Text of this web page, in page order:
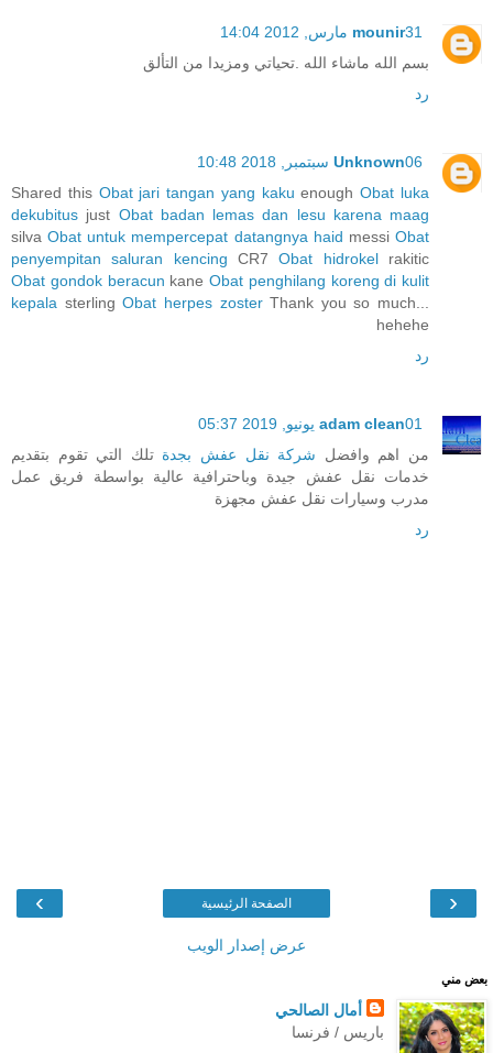
mounir31 مارس, 2012 14:04
بسم الله ماشاء الله .تحياتي ومزيدا من التألق
رد
Unknown06 سبتمبر, 2018 10:48
Shared this Obat jari tangan yang kaku enoughObat luka
dekubitus just Obat badan lemas dan lesu karena maag
silvaObat untuk mempercepat datangnya haid messiObat
penyempitan saluran kencing CR7Obat hidrokelrakitic
Obat gondok beracun kane Obat penghilang koreng di kulit
kepala sterlingObat herpes zosterThank you so much...
hehehe
رد
adam clean01 يونيو, 2019 05:37
من اهم وافضل شركة نقل عفش بجدة تلك التي تقوم بتقديم
خدمات نقل عفش جيدة وباحترافية عالية بواسطة فريق عمل
مدرب وسيارات نقل عفش مجهزة
رد
‹
› الصفحة الرئيسية
عرض إصدار الويب
بعض مني
أمال الصالحي
باريس / فرنسا